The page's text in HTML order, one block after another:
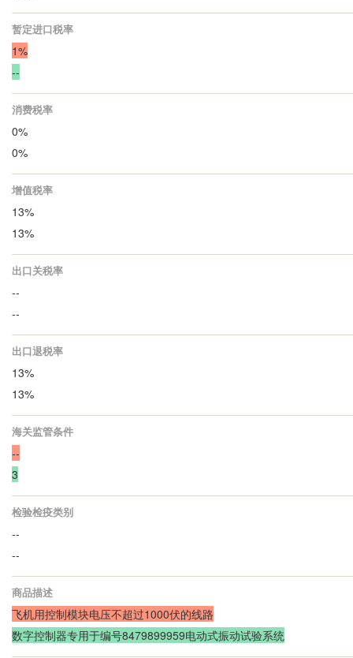
暂定进口税率
1%
--
消费税率
0%
0%
增值税率
13%
13%
出口关税率
--
--
出口退税率
13%
13%
海关监管条件
--
3
检验检疫类别
--
--
商品描述
飞机用控制模块电压不超过1000伏的线路
数字控制器专用于编号8479899959电动式振动试验系统